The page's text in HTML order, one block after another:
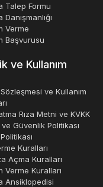
uygun
Süreçlerinizi
hangi tür
belirleyin.
Talep Formu
Danışmanlığı
Verme
Başvurusu
ve Kullanım
ve Kullanım
Rıza Metni ve KVKK
Güvenlik Politikası
Kuralları
Açma Kuralları
Verme Kuralları
Ansiklopedisi